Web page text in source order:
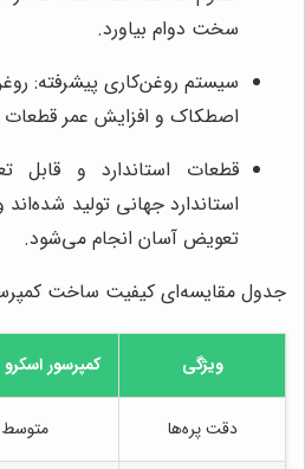
سخت دوام بیاورد.
سیستم روغن‌کاری پیشرفته:
اصطکاک و افزایش عمر
قطعات استاندارد و قابل
استاندارد جهانی تولید
تعویض آسان انجام می‌شود.
جدول مقایسه‌ای کیفیت ساخت
ویژگی کمپرسور
دقت پره‌ها متوسط